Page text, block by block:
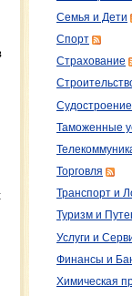
Семья и Дети
Спорт
Страхование
Таможенные
Торговля
Транспорт и
Туризм и
Услуги и
Финансы и
Химическая